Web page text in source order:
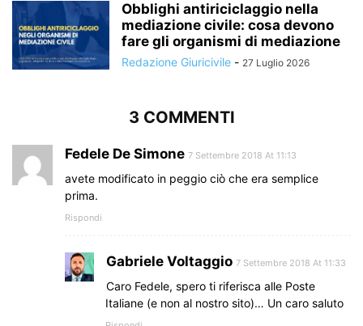
Obblighi antiriciclaggio nella
mediazione civile: cosa devono
fare gli organismi di mediazione
Redazione Giuricivile - 27 Luglio 2026
3 COMMENTI
Fedele De Simone 7 Settembre 2018 At 11:13
avete modificato in peggio ciò che era semplice
prima.
Rispondi
Gabriele Voltaggio 7 Settembre 2018 At 11:33
Caro Fedele, spero ti riferisca alle Poste
Italiane (e non al nostro sito)… Un caro saluto